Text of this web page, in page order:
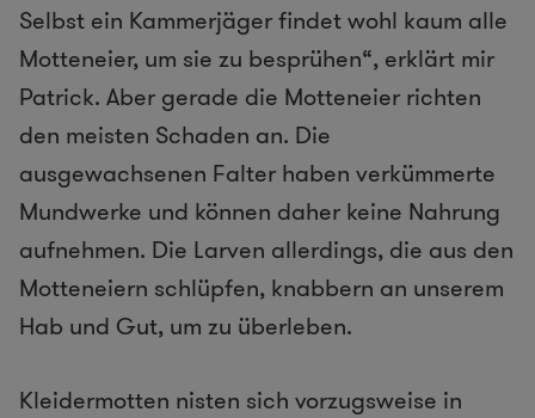
Selbst ein Kammerjäger findet wohl kaum alle
Motteneier, um sie zu besprühen“, erklärt mir
Patrick. Aber gerade die Motteneier richten
den meisten Schaden an. Die
ausgewachsenen Falter haben verkümmerte
Mundwerke und können daher keine Nahrung
aufnehmen. Die Larven allerdings, die aus den
Motteneiern schlüpfen, knabbern an unserem
Hab und Gut, um zu überleben.
Kleidermotten nisten sich vorzugsweise in